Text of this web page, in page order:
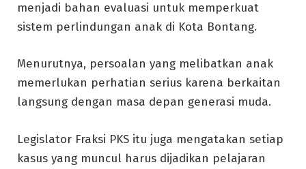
menjadi bahan evaluasi untuk memperkuat
sistem perlindungan anak di Kota Bontang.
Menurutnya, persoalan yang melibatkan anak
memerlukan perhatian serius karena berkaitan
langsung dengan masa depan generasi muda.
Legislator Fraksi PKS itu juga mengatakan setiap
kasus yang muncul harus dijadikan pelajaran